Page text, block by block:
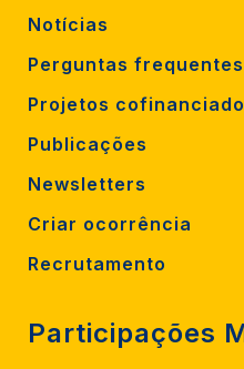
Notícias
Perguntas frequentes
Projetos
Publicações
Newsletters
Criar ocorrência
Recrutamento
Participações